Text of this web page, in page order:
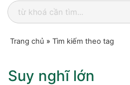
Trang chủ » Tìm kiếm theo tag
Suy nghĩ lớn